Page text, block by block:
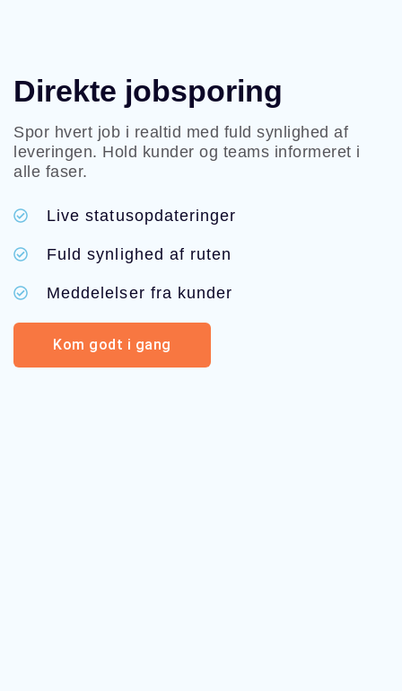
Direkte jobsporing
Spor hvert job i realtid med fuld synlighed af
leveringen. Hold kunder og teams informeret i
alle faser.
Live statusopdateringer
Fuld synlighed af ruten
Meddelelser fra kunder
Kom godt i gang